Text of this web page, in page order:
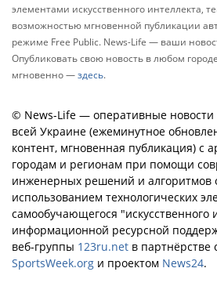
элементами искусственного интеллекта,
возможностью мгновенной публикации
режиме Free Public. News-Life — ваши
Опубликовать свою новость в любом
мгновенно —здесь.
© News-Life — оперативные новости
всей Украине (ежеминутное
контент, мгновенная публикация) с
городам и регионам при помощи
инженерных решений и алгоритмов
использованием технологических
самообучающегося "искусственного
информационной ресурсной
веб-группы 123ru.net в партнёрстве
SportsWeek.org и проектом News24.